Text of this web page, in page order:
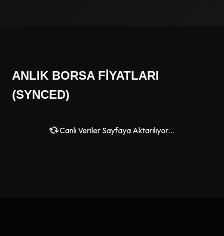
ANLIK BORSA FIYATLARI
(SYNCED)
Canlı Veriler Sayfaya Aktarılıyor...